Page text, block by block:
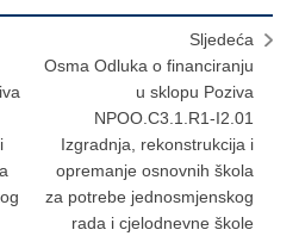
Sljedeća
Osma Odluka o financiranju
u sklopu Poziva
NPOO.C3.1.R1-I2.01
Izgradnja, rekonstrukcija i
opremanje osnovnih škola
za potrebe jednosmjenskog
rada i cjelodnevne škole